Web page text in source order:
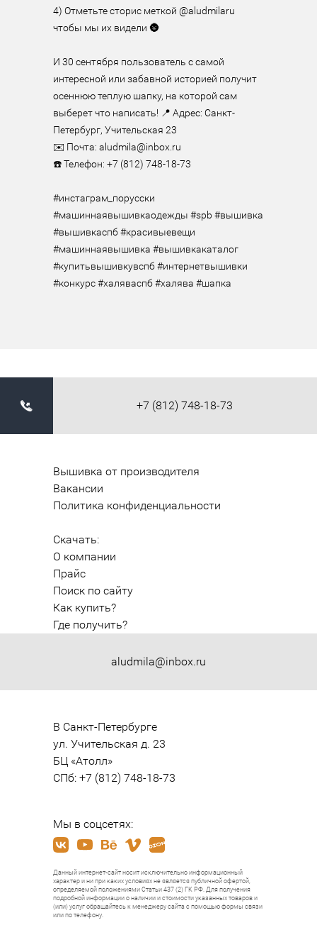
4) Отметьте сторис меткой @aludmilaru
чтобы мы их видели 🌚
И 30 сентября пользователь с самой
интересной или забавной историей получит
осеннюю теплую шапку, на которой сам
выберет что написать! 📍 Адрес: Санкт-
Петербург, Учительская 23
✉️ Почта: aludmila@inbox.ru
☎️ Телефон: +7 (812) 748-18-73
#инстаграм_порусски
#машиннаявышивкаодежды #spb #вышивка
#вышивкаспб #красивыевещи
#машиннаявышивка #вышивкакаталог
#купитьвышивкувспб #интернетвышивки
#конкурс #халяваспб #халява #шапка
+7 (812) 748-18-73
aludmila@inbox.ru
Вышивка от производителя
Вакансии
Политика конфиденциальности
Скачать:
О компании
Прайс
Поиск по сайту
Как купить?
Где получить?
В Санкт-Петербурге
ул. Учительская д. 23
БЦ «Атолл»
СПб: +7 (812) 748-18-73
Мы в соцсетях:
Данный интернет-сайт носит исключительно информационный
характер и ни при каких условиях не является публичной офертой,
определяемой положениями Статьи 437 (2) ГК РФ. Для получения
подробной информации о наличии и стоимости указанных товаров и
(или) услуг обращайтесь к менеджеру сайта с помощью формы связи
или по телефону.